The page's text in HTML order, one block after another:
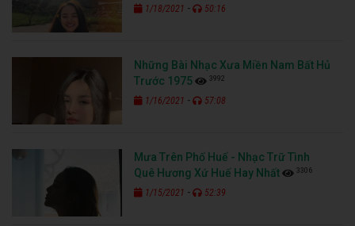
1/18/2021 - 50:16
Những Bài Nhạc Xưa Miền Nam Bất Hủ
Trước 1975
3992
1/16/2021 - 57:08
Mưa Trên Phố Huế - Nhạc Trữ Tình
Quê Hương Xứ Huế Hay Nhất
3306
1/15/2021 - 52:39